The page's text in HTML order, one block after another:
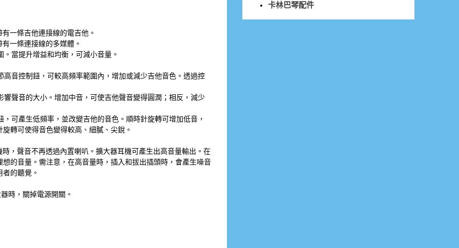
一條吉他連接線的電吉他。
一條連接線的多媒體。
當提升增益和均衡，可減小音量。
音控制鈕，可較高頻率範圍內，增加或減少吉他音色。透過控
聲音的大小。增加中音，可使吉他聲音變得圓潤；相反，減少
可產生低頻率，並改變吉他的音色。順時針旋轉可增加低音，
轉可使得音色變得較高、細膩、尖銳。
，聲音不再透過內置喇叭。擴大器耳機可產生出高音量輸出。在
的音量。需注意，在高音量時，插入和拔出插頭時，會產生噪音
的聽覺。
時，關掉電源開關。
卡林巴琴配件